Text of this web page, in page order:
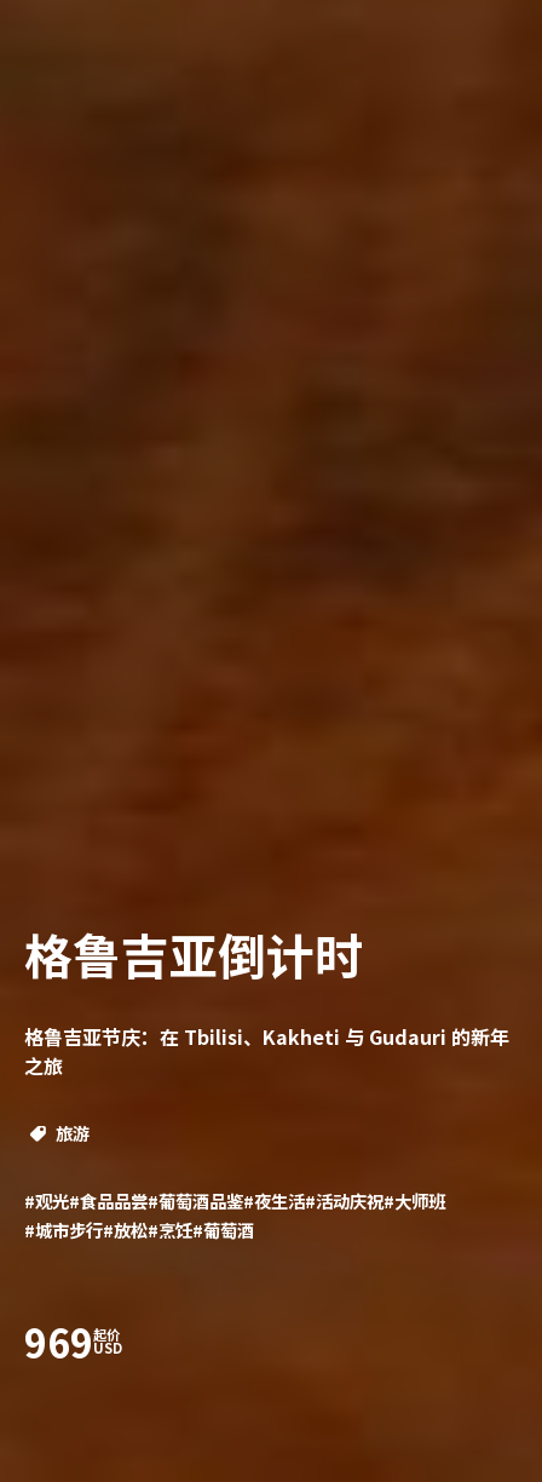
格鲁吉亚倒计时
格鲁吉亚节庆：在 Tbilisi、Kakheti 与 Gudauri 的新年
之旅
旅游
#观光#食品品尝#葡萄酒品鉴#夜生活#活动庆祝#大师班
#城市步行#放松#烹饪#葡萄酒
969起价
USD